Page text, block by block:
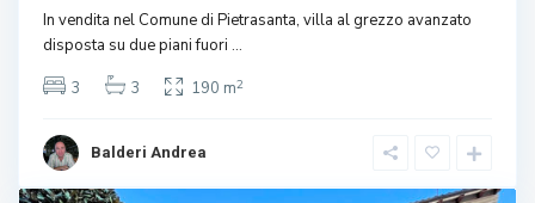
In vendita nel Comune di Pietrasanta, villa al grezzo avanzato
disposta su due piani fuori...
3
3 190 m2
Balderi Andrea